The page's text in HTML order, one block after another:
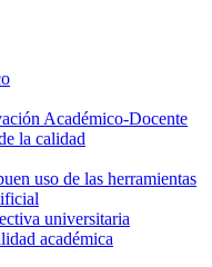
Académico-Docente
la calidad
uso de las herramientas
universitaria
académica